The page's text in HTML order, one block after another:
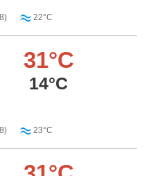
22°C
31°C
14°C
23°C